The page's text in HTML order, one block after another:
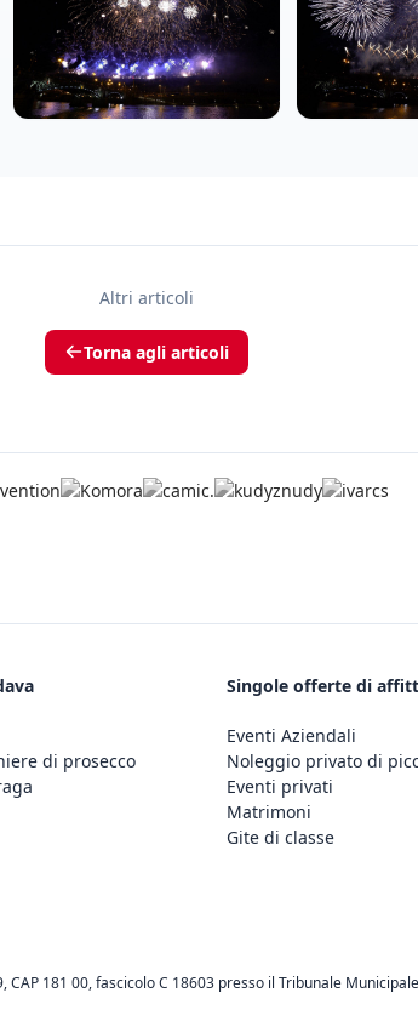
Altri articoli
Torna agli articoli
di prosecco
Singole offerte di
Eventi Aziendali
Noleggio privato di
Eventi privati
Matrimoni
Gite di classe
181 00, fascicolo C 18603 presso il Tribunale